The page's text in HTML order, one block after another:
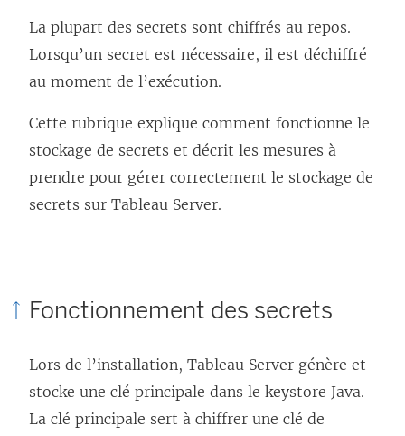
La plupart des secrets sont chiffrés au repos.
Lorsqu’un secret est nécessaire, il est déchiffré
au moment de l’exécution.
Cette rubrique explique comment fonctionne le
stockage de secrets et décrit les mesures à
prendre pour gérer correctement le stockage de
secrets sur Tableau Server.
Fonctionnement des secrets
Lors de l’installation, Tableau Server génère et
stocke une clé principale dans le keystore Java.
La clé principale sert à chiffrer une clé de